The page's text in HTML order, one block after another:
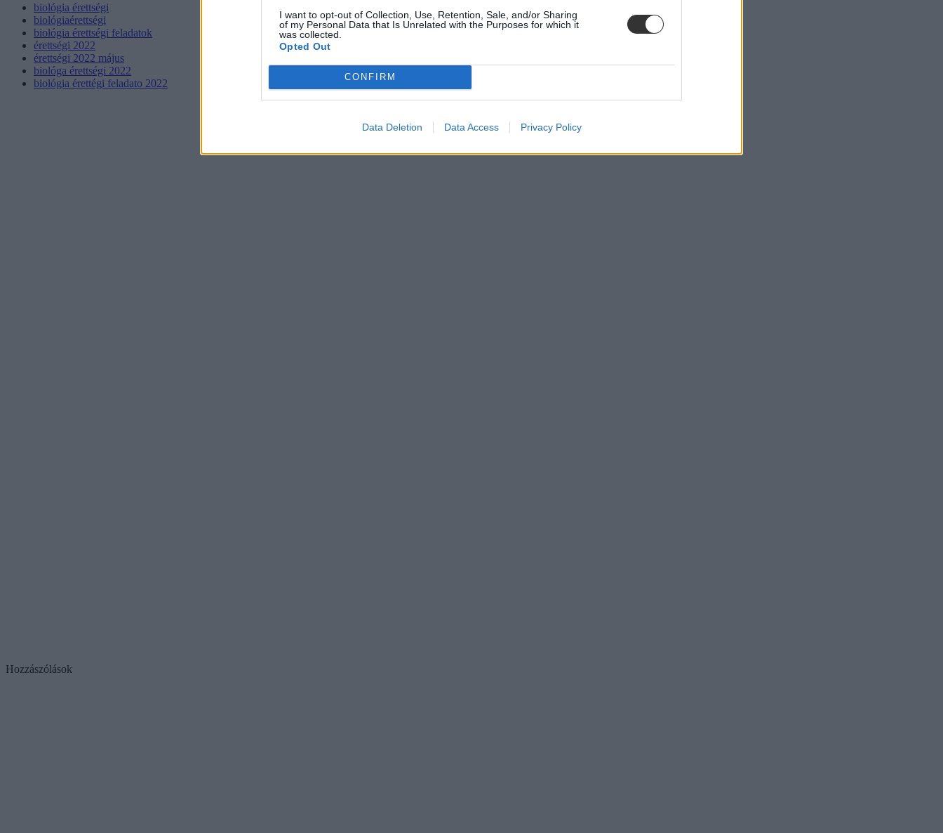
I want to opt-out of Collection, Use, Retention, Sale, and/or Sharing
of my Personal Data that Is Unrelated with the Purposes for which it
was collected.
Opted Out
CONFIRM
Data Deletion Data Access Privacy Policy
biológia érettségi
biológiaérettségi
biológia érettségi feladatok
érettségi 2022
érettségi 2022 május
biológa érettségi 2022
biológia érettégi feladato 2022
Hozzászólások